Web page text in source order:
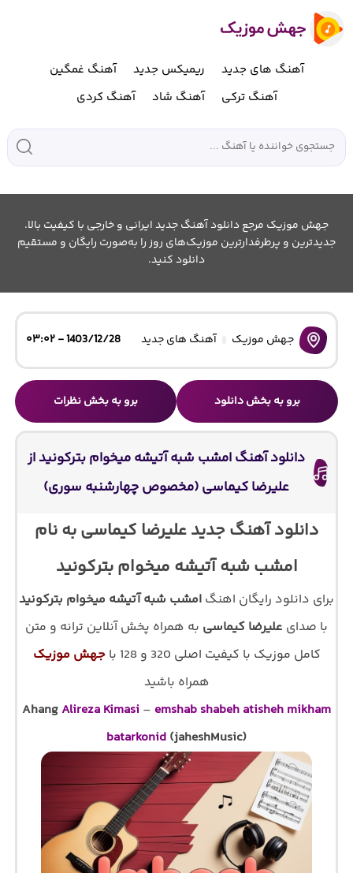
آهنگ های جدید ریمیکس جدید
آهنگ غمگین
آهنگ ترکی
آهنگ شاد آهنگ کردی
جهش موزیک مرجع دانلود آهنگ جدید ایرانی و خارجی با کیفیت بالا.
جدیدترین و پرطرفدارترین موزیک‌های روز را به‌صورت رایگان و مستقیم
دانلود کنید.
جهش موزیک آهنگ های جدید 1403/12/28 - ۰۳:۰۲
برو به بخش دانلود برو به بخش نظرات
دانلود آهنگ امشب شبه آتیشه میخوام بترکونید از
علیرضا کیماسی (مخصوص چهارشنبه سوری)
دانلود آهنگ جدید علیرضا کیماسی به نام
امشب شبه آتیشه میخوام بترکونید
برای دانلود رایگان اهنگ امشب شبه آتیشه میخوام بترکونید
با صدای علیرضا کیماسی به همراه پخش آنلاین ترانه و متن
کامل موزیک با کیفیت اصلی 320 و 128 با
جهش موزیک
همراه باشید
Ahang Alireza Kimasi – emshab shabeh atisheh mikham
batarkonid (jaheshMusic)